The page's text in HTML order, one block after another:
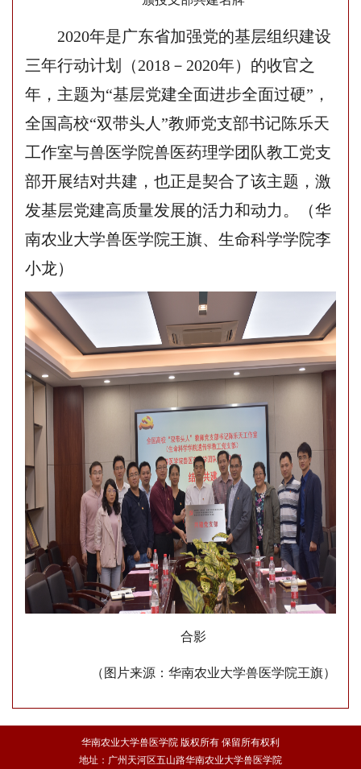
2020年是广东省加强党的基层组织建设
三年行动计划（2018－2020年）的收官之
年，主题为“基层党建全面进步全面过硬”，
全国高校“双带头人”教师党支部书记陈乐天
工作室与兽医学院兽医药理学团队教工党支
部开展结对共建，也正是契合了该主题，激
发基层党建高质量发展的活力和动力。
（华
南农业大学兽医学院王旗、 生命科学学院李
小龙）
合影
（图片来源：华南农业大学兽医学院王旗）
华南农业大学兽医学院 版权所有 保留所有权利
地址：广州天河区五山路华南农业大学兽医学院